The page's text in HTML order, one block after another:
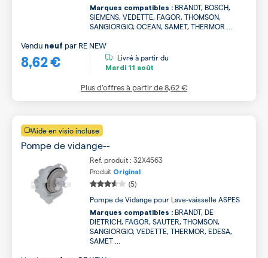
Marques compatibles : BRANDT, BOSCH,
SIEMENS, VEDETTE, FAGOR, THOMSON,
SANGIORGIO, OCEAN, SAMET, THERMOR ...
8,62 €
Vendu neuf par RE NEW
Livré à partir du
Mardi 11 août
Plus d’offres à partir de8,62 €
Aide en visio incluse
Pompe de vidange--
Ref. produit : 32X4563
Produit Original
(5)
Pompe de Vidange pour Lave-vaisselle ASPES
Marques compatibles : BRANDT, DE
DIETRICH, FAGOR, SAUTER, THOMSON,
SANGIORGIO, VEDETTE, THERMOR, EDESA,
SAMET ...